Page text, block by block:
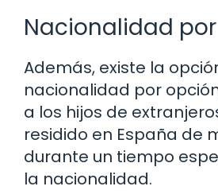
Nacionalidad
Además, existe la
nacionalidad por
a los hijos de
residido en España de
durante un tiempo
la nacionalidad.